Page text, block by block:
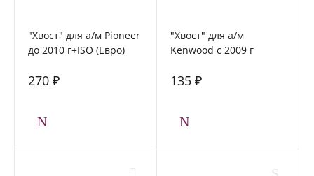
"Хвост" для а/м Pioneer
до 2010 г+ISO (Евро)
270 ₽
"Хвост" для а/м
Kenwood c 2009 г
135 ₽